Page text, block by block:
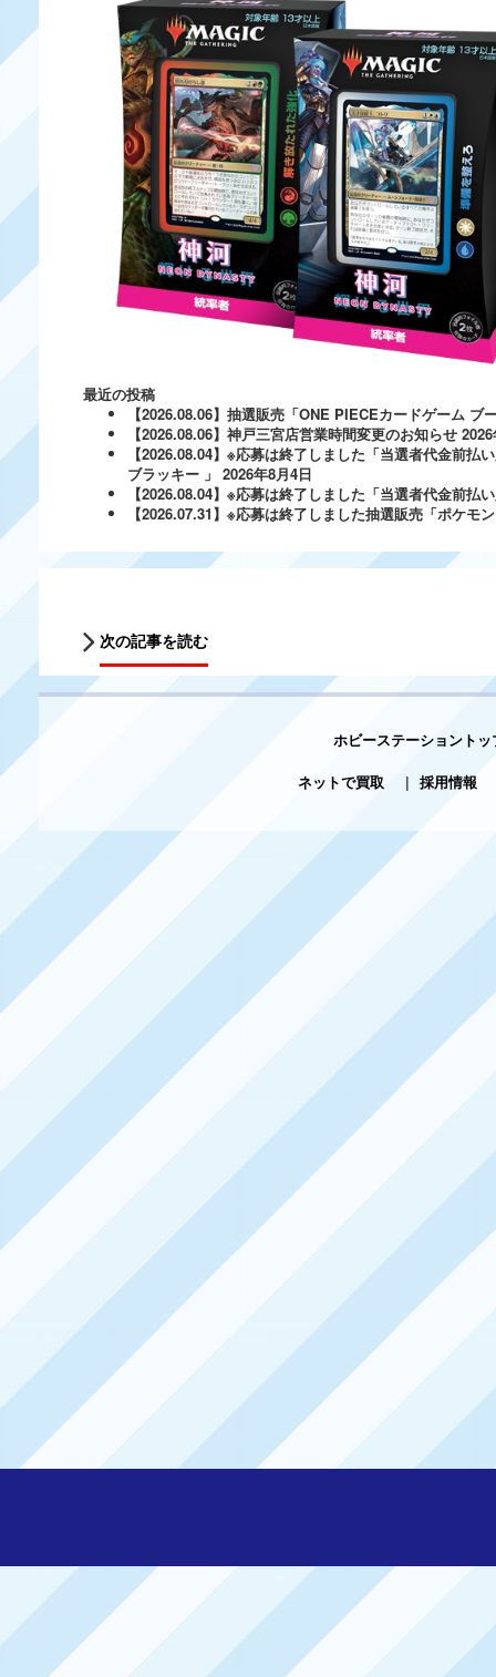
最近の投稿
【2026.08.06】抽選販売「ONE PIECEカードゲーム ブ
【2026.08.06】神戸三宮店営業時間変更のお知らせ
【2026.08.04】※応募は終了しました「当選者代金前
ブラッキー 」 2026年8月4日
【2026.08.04】※応募は終了しました「当選者代金前
【2026.07.31】※応募は終了しました抽選販売「ポケ
次の記事を読む
ホビーステーショントッ
ネットで買取
| 採用情報